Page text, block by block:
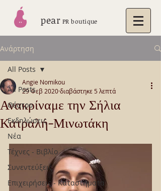
pear PR boutique
Ανάρτηση
All Posts
Θέατρο
Εκδηλώσεις
Νέα
Τέχνες - Βιβλίο
Συνεντεύξεις
Επιχειρήσεις - Καταστήματα
All Posts
Ανακρίναμε την Σήλια
Κατραλή-Μινωτάκη
Angie Nomikou
29 Φεβ 2020διαβάστηκε 5 λεπτά